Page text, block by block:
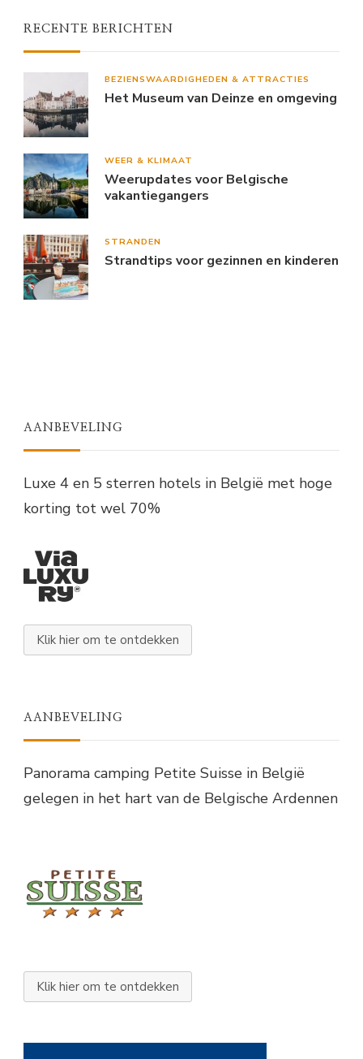
RECENTE BERICHTEN
BEZIENSWAARDIGHEDEN & ATTRACTIES
Het Museum van Deinze en omgeving
WEER & KLIMAAT
Weerupdates voor Belgische
vakantiegangers
STRANDEN
Strandtips voor gezinnen en kinderen
AANBEVELING
Luxe 4 en 5 sterren hotels in België met hoge
korting tot wel 70%
Klik hier om te ontdekken
AANBEVELING
Panorama camping Petite Suisse in België
gelegen in het hart van de Belgische Ardennen
Klik hier om te ontdekken